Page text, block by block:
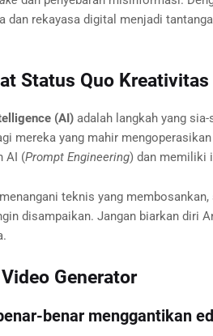
rekayasa digital menjadi
Status Quo Kreativitas
(AI)adalah langkah yang sia-
mereka yang mahir mengoperasikan
AI (Prompt Engineering) dan memiliki
teknis yang
disampaikan. Jangan biarkan diri
Generator
benar menggantikan